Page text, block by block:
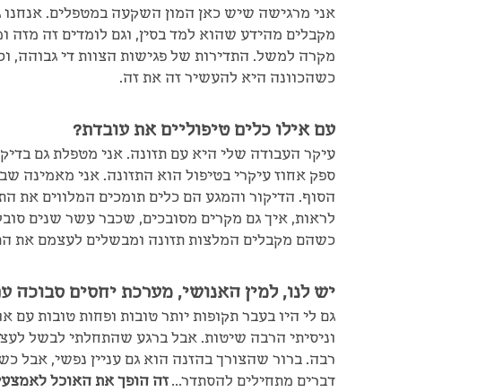
אני מרגישה שיש כאן המון השקעה במטפלים. אנחנו
מקבלים מהידע שהוא למד בסין, וגם לומדים זה מזה
מקרה למשל. התדירות של פגישות הצוות די גבוהה,
כשהכוונה היא להעשיר זה את זה.
עם אילו כלים טיפוליים את עובדת?
עיקר העבודה שלי היא עם תזונה. אני מטפלת גם
ספק אחוז עיקרי בטיפול הוא התזונה. אני מאמינה
הסוף. הדיקור והמגע הם כלים תומכים המלווים את
לראות, איך גם מקרים מסובכים, שכבר עשר שנים
כשהם מקבלים המלצות תזונה ומבשלים לעצמם את
יש לנו, למין האנושי, מערכת יחסים סבוכה
גם לי היו בעבר תקופות יותר טובות ופחות טובות
וניסיתי הרבה שיטות. אבל ברגע שהתחלתי לבשל
רבה. ברור שהצורך בהזנה הוא גם עניין נפשי, אבל
דברים מתחילים להסתדר…זה הופך את האוכל